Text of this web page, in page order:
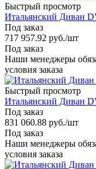
Быстрый просмотр
Итальянский Диван
Под заказ
717 957.92 руб./шт
Под заказ
Наши менеджеры
условия заказа
Быстрый просмотр
Итальянский Диван
Под заказ
831 060.88 руб./шт
Под заказ
Наши менеджеры
условия заказа